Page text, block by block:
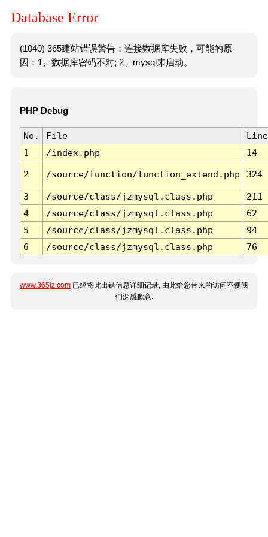
Database Error
(1040) 365建站错误警告：连接数据库失败，可能的原
因：1、数据库密码不对; 2、mysql未启动。
PHP Debug
No. File
Line
1
/index.php 14
2 /source/function/function_extend.php 324
3 /source/class/jzmysql.class.php
211
4
/source/class/jzmysql.class.php
62
5
/source/class/jzmysql.class.php
94
6
/source/class/jzmysql.class.php 76
www.365jz.com 已经将此出错信息详细记录, 由此给您带来的访问不便我
们深感歉意.